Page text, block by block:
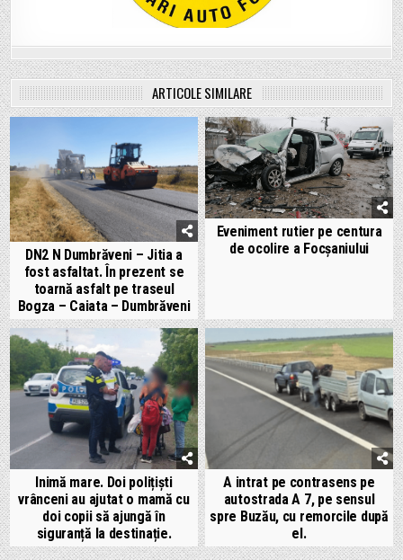
ARTICOLE SIMILARE
DN2 N Dumbrăveni – Jitia a
fost asfaltat. În prezent se
toarnă asfalt pe traseul
Bogza – Caiata – Dumbrăveni
Eveniment rutier pe centura
de ocolire a Focșaniului
Inimă mare. Doi polițiști
vrânceni au ajutat o mamă cu
doi copii să ajungă în
siguranță la destinație.
A intrat pe contrasens pe
autostrada A 7, pe sensul
spre Buzău, cu remorcile după
el.